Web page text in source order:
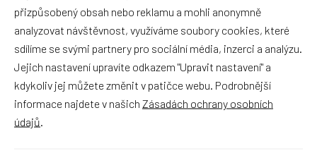
neopravitelnost výrobku), reklamaci vyřídíme i na
základě pouhého zaslání fotografií na náš email a
vyměníme zboží kus za kus. Vždy se snažíme šetřit
Váš čas a peníze. Můžeme si to dovolit, protože
naše kvalitní zboží zákazníci téměř nereklamují.
Milujeme české výrobky
přizpůsobený obsah nebo reklamu a mohli anonymně
analyzovat návštěvnost, využíváme soubory cookies, které
sdílíme se svými partnery pro sociální média, inzerci a analýzu.
Jejich nastavení upravíte odkazem "Upravit nastavení" a
kdykoliv jej můžete změnit v patičce webu. Podrobnější
informace najdete v našich Zásadách ochrany osobních
údajů